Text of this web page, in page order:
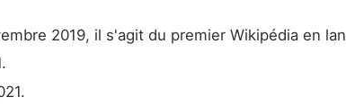
2019, il s'agit du premier Wikipédia en